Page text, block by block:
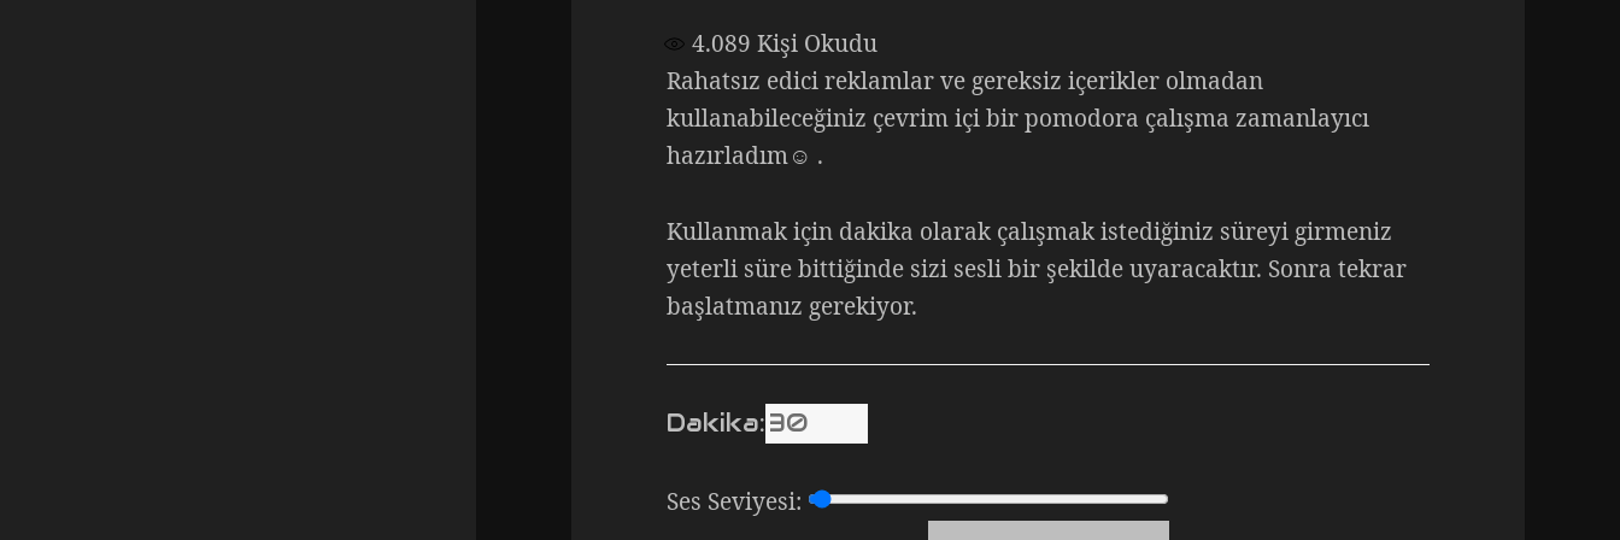
4.089 Kişi Okudu
Rahatsız edici reklamlar ve gereksiz içerikler olmadan
kullanabileceğiniz çevrim içi bir pomodora çalışma zamanlayıcı
hazırladım☺ .
Kullanmak için dakika olarak çalışmak istediğiniz süreyi girmeniz
yeterli süre bittiğinde sizi sesli bir şekilde uyaracaktır. Sonra tekrar
başlatmanız gerekiyor.
Dakika:
Ses Seviyesi: